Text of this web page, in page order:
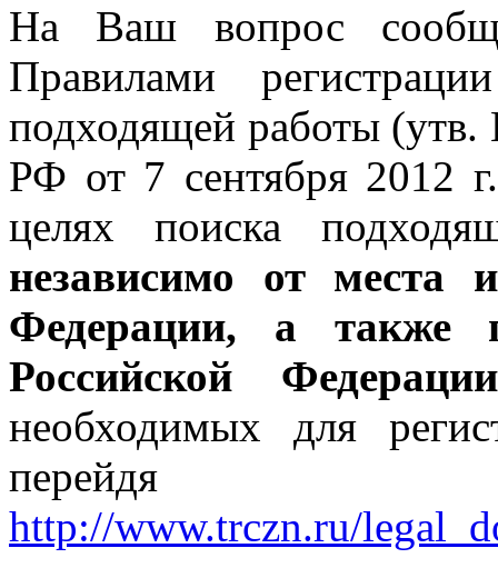
На Ваш вопрос
Правилами
подходящей работы (утв.
РФ от 7 сентября 2012
целях поиска
независимо от места
Федерации, а также
Российской Федерации
необходимых для
перейдя
http://www.trczn.ru/